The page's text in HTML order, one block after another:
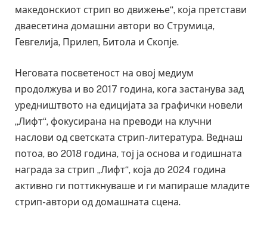
македонскиот стрип во движење“, која претстави
дваесетина домашни автори во Струмица,
Гевгелија, Прилеп, Битола и Скопје.
Неговата посветеност на овој медиум
продолжува и во 2017 година, кога застанува зад
уредништвото на едицијата за графички новели
„Лифт“, фокусирана на преводи на клучни
наслови од светската стрип-литература. Веднаш
потоа, во 2018 година, тој ја основа и годишната
награда за стрип „Лифт“, која до 2024 година
активно ги поттикнуваше и ги мапираше младите
стрип-автори од домашната сцена.